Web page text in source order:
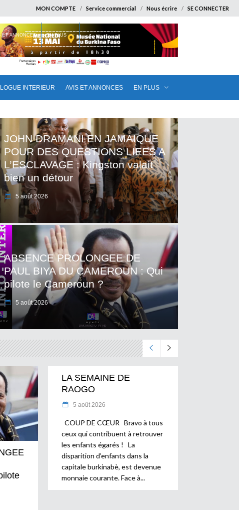
MON COMPTE Service commercial Nous écrire SE CONNECTER
INTERIEUR AVIS ET ANNONCES EN PLUS
ET ANNONCES EN PLUS
JOHN DRAMANI EN JAMAIQUE
POUR DES QUESTIONS LIEES A
L’ESCLAVAGE : Kingston valait
bien un détour
5 août 2026
ABSENCE PROLONGEE DE
PAUL BIYA DU CAMEROUN : Qui
pilote le Cameroun ?
5 août 2026
LA SEMAINE DE
RAOGO
5 août 2026
COUP DE CŒUR Bravo à tous
ceux qui contribuent à retrouver
les enfants égarés ! La
disparition d’enfants dans la
capitale burkinabè, est devenue
monnaie courante. Face à